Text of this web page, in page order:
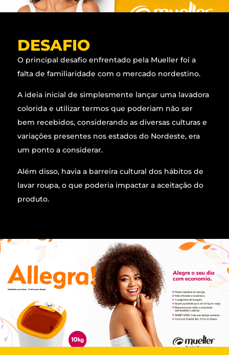
DESAFIO
O principal desafio enfrentado pela Mueller foi a
falta de familiaridade com o mercado nordestino.
A ideia inicial de simplesmente lançar uma lavadora
colorida e utilizar termos que poderiam não ser
bem recebidos, considerando as diversas culturas e
variações presentes nos estados do Nordeste, era
um ponto a considerar.
Além disso, havia a barreira cultural dos hábitos de
lavar roupa, o que poderia impactar a aceitação do
produto.